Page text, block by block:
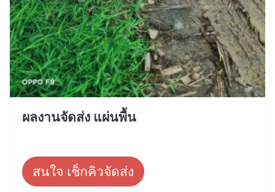
ผลงานจัดส่ง แผ่นพื้น
สนใจ เช็กคิวจัดส่ง